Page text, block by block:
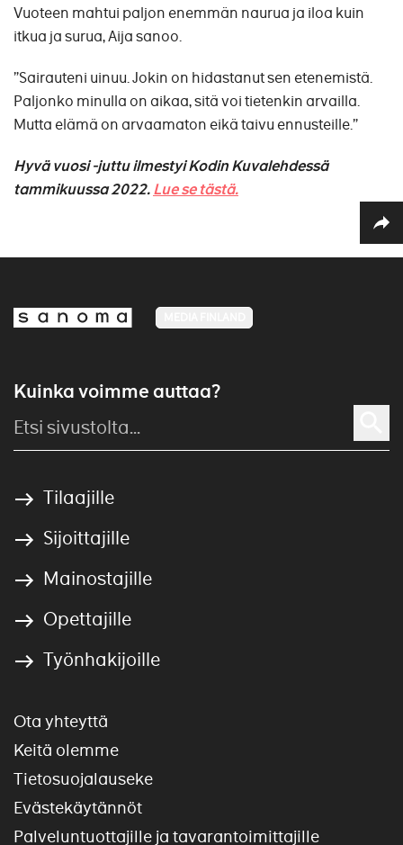
Vuoteen mahtui paljon enemmän naurua ja iloa kuin
itkua ja surua, Aija sanoo.
”Sairauteni uinuu. Jokin on hidastanut sen etenemistä.
Paljonko minulla on aikaa, sitä voi tietenkin arvailla.
Mutta elämä on arvaamaton eikä taivu ennusteille.”
Hyvä vuosi -juttu ilmestyi Kodin Kuvalehdessä
tammikuussa 2022.Lue se tästä.
Kuinka voimme auttaa?
Tilaajille
Sijoittajille
Mainostajille
Opettajille
Työnhakijoille
Ota yhteyttä
Keitä olemme
Tietosuojalauseke
Evästekäytännöt
Palveluntuottajille ja tavarantoimittajille